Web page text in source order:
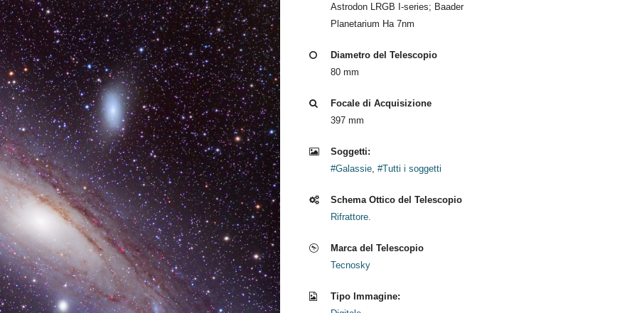
Astrodon LRGB I-series; Baader
Planetarium Ha 7nm
Diametro del Telescopio
80 mm
Focale di Acquisizione
397 mm
Soggetti:
#Galassie, #Tutti i soggetti
Schema Ottico del Telescopio
Rifrattore.
Marca del Telescopio
Tecnosky
Tipo Immagine: